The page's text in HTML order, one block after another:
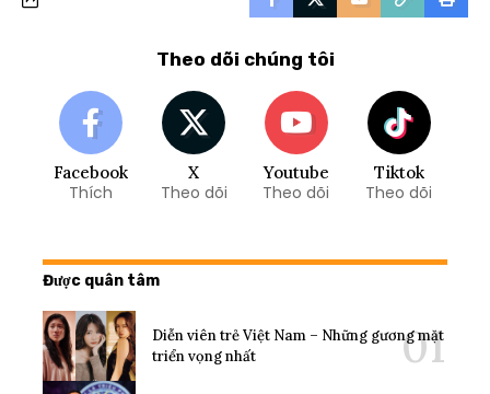
Theo dõi chúng tôi
Facebook
Thích
X
Theo dõi
Youtube
Theo dõi
Tiktok
Theo dõi
Được quân tâm
Diễn viên trẻ Việt Nam – Những gương mặt
triển vọng nhất